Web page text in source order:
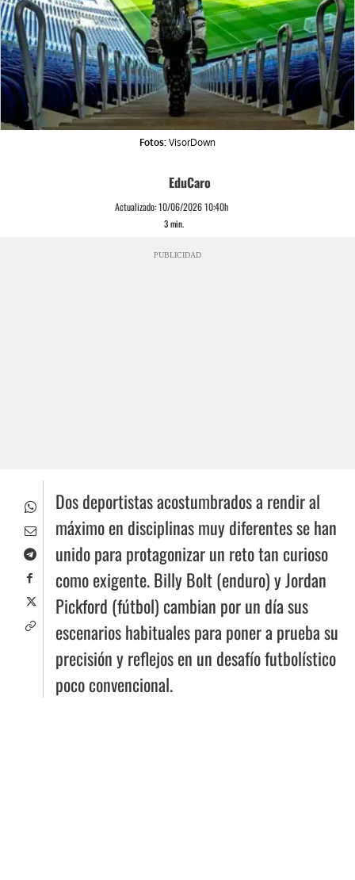
Fotos: VisorDown
EduCaro
Actualizado:10/06/2026 10:40h
3min.
PUBLICIDAD
Dos deportistas acostumbrados a rendir al
máximo en disciplinas muy diferentes se han
unido para protagonizar un reto tan curioso
como exigente. Billy Bolt (enduro) y Jordan
Pickford (fútbol) cambian por un día sus
escenarios habituales para poner a prueba su
precisión y reflejos en un desafío futbolístico
poco convencional.